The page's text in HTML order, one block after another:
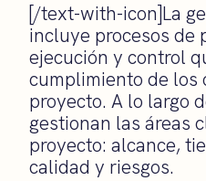
[/text-with-icon]La
incluye procesos de
ejecución y control
cumplimiento de los
proyecto. A lo largo
gestionan las áreas
proyecto: alcance,
calidad y riesgos.